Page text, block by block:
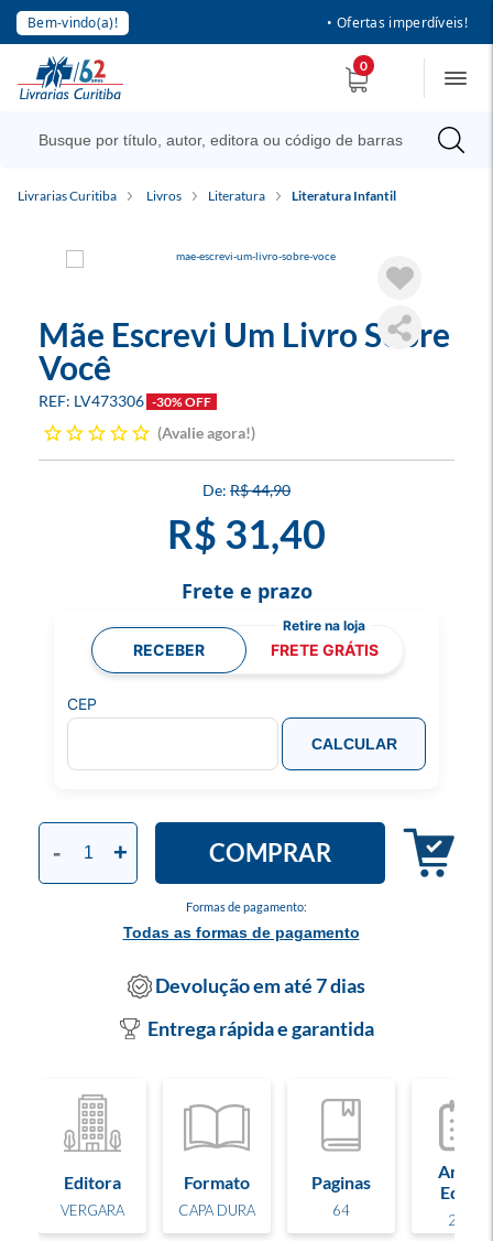
Bem-vindo(a)! • Ofertas imperdíveis!
0
Livrarias Curitiba Livros Literatura Literatura Infantil
Mãe Escrevi Um Livro Sobre
Você
LV473306 -30% OFF
Avalie agora!
R$ 44,90
R$ 31,40
Formas de pagamento:
Todas as formas de pagamento
- + COMPRAR
Frete e prazo
RECEBER FRETE GRÁTIS
CEP
CALCULAR
Devolução em até 7 dias
Entrega rápida e garantida
Editora
VERGARA
Formato
CAPA DURA
Paginas
64
Ano de
Edição
2021